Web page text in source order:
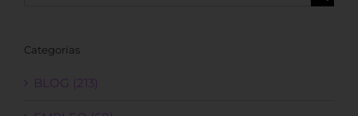
Categorías
BLOG (213)